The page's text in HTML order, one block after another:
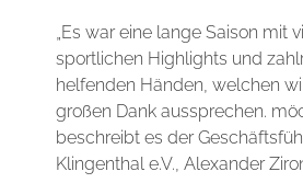
„Es war eine lange Saison mit
sportlichen Highlights und
helfenden Händen, welchen
großen Dank aussprechen.
beschreibt es der
Klingenthal e.V., Alexander